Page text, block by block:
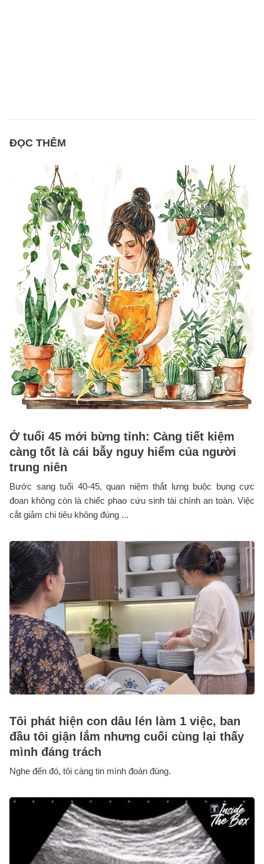
ĐỌC THÊM
Ở tuổi 45 mới bừng tỉnh: Càng tiết kiệm
càng tốt là cái bẫy nguy hiểm của người
trung niên
Bước sang tuổi 40-45, quan niệm thắt lưng buộc bụng cực
đoan không còn là chiếc phao cứu sinh tài chính an toàn. Việc
cắt giảm chi tiêu không đúng ...
Tôi phát hiện con dâu lén làm 1 việc, ban
đầu tôi giận lắm nhưng cuối cùng lại thấy
mình đáng trách
Nghe đến đó, tôi càng tin mình đoán đúng.